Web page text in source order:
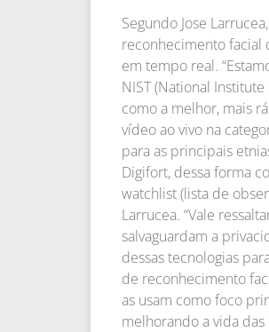
Segundo Jose
reconhecimento facial
em tempo real.
NIST (National
como a melhor, mais
vídeo ao vivo na
para as principais
Digifort, dessa forma
watchlist (lista de
Larrucea. “Vale
salvaguardam a
dessas tecnologias
de reconhecimento
as usam como foco
melhorando a vida